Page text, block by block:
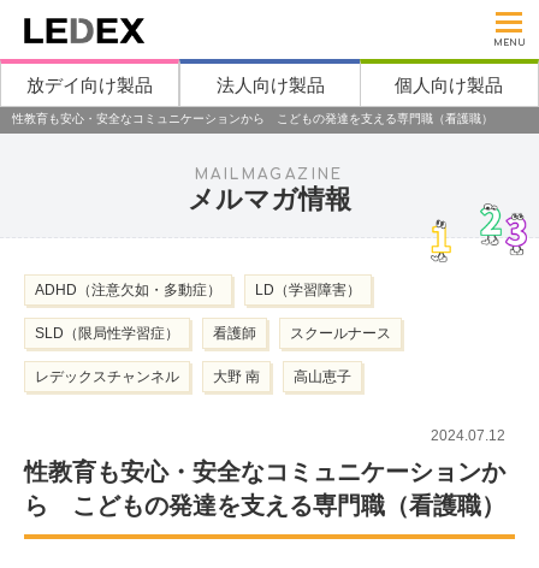
MENU
放デイ向け製品 法人向け製品 個人向け製品
性教育も安心・安全なコミュニケーションから こどもの発達を支える専門職（看護職）
MAILMAGAZINE
メルマガ情報
ADHD（注意欠如・多動症） LD（学習障害）
SLD（限局性学習症） 看護師 スクールナース
レデックスチャンネル 大野 南 高山恵子
2024.07.12
性教育も安心・安全なコミュニケーションか
ら こどもの発達を支える専門職（看護職）